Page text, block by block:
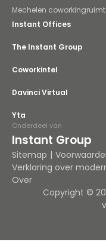
Mechelen
Instant Offices
The Instant Group
Coworkintel
Davinci Virtual
Yta
Onderdeel van
Instant Group
Sitemap
Verklaring over
Over
Copyright ©